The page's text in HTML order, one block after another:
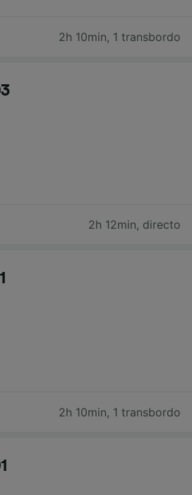
2h 10min, 1 transbordo
2h 12min, directo
2h 10min, 1 transbordo